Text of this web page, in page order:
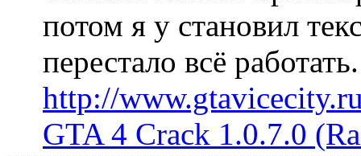
потом я у становил
перестало всё
http://
GTA 4 Crack 1.0.7.0